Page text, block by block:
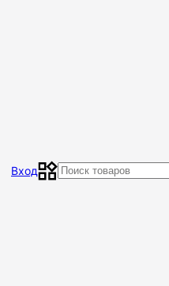
Доставка и оплатаОбмен и
Вход